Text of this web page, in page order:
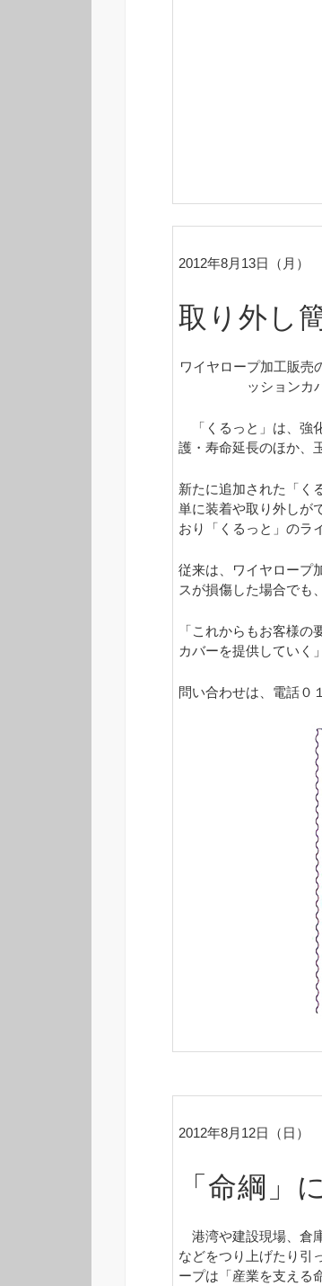
2012年8月13日（月）
取り外し
ワイヤロープ加工販売
ッションカ
「くるっと」は、強
護・寿命延長のほか、
新たに追加された「く
単に装着や取り外しが
おり「くるっと」のラ
従来は、ワイヤロープ
スが損傷した場合でも
「これからもお客様
カバーを提供していく
問い合わせは、電話０
2012年8月12日（日）
「命綱」
港湾や建設現場、倉
などをつり上げたり引
ープは「産業を支える